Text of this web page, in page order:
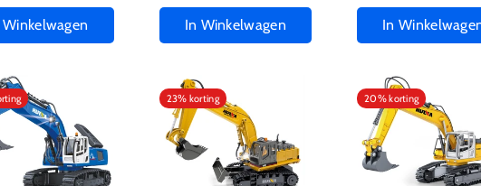
Winkelwagen In Winkelwagen In
23% korting 20% korting